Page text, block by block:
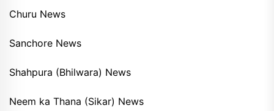
Churu News
Sanchore News
Shahpura (Bhilwara) News
Neem ka Thana (Sikar) News